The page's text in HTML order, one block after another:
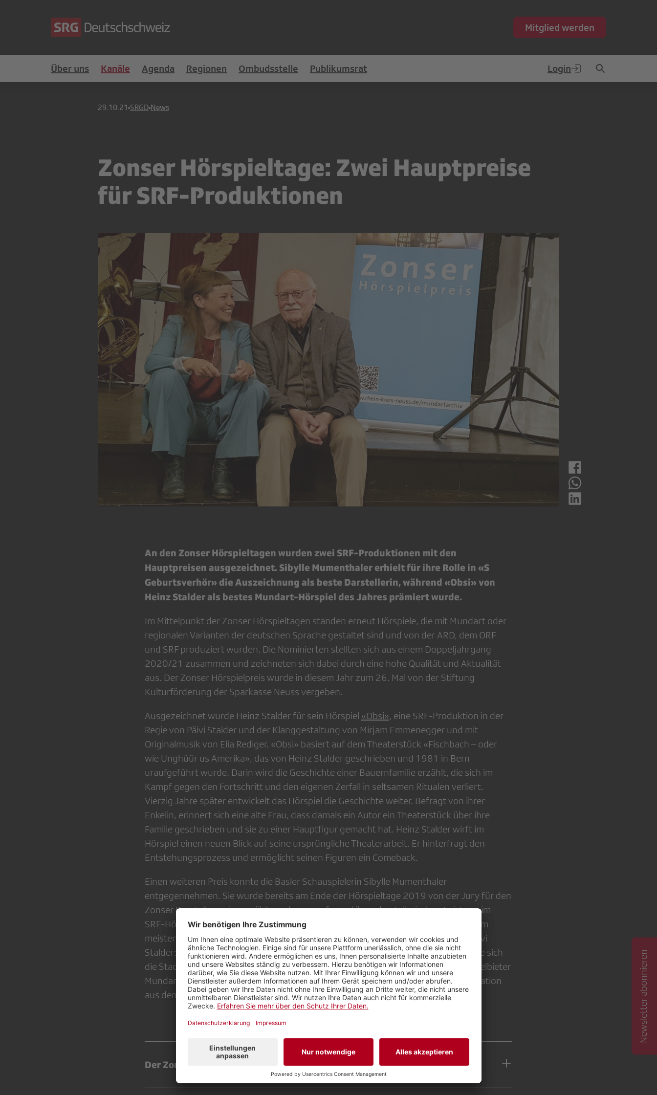
Mitglied werden
Über uns Kanäle Agenda Regionen Ombudsstelle Publikumsrat Login
29.10.21 SRGD News
Zonser Hörspieltage: Zwei Hauptpreise
für SRF-Produktionen
An den Zonser Hörspieltagen wurden zwei SRF-Produktionen mit den
Hauptpreisen ausgezeichnet. Sibylle Mumenthaler erhielt für ihre Rolle in «S
Geburtsverhör» die Auszeichnung als beste Darstellerin, während «Obsi» von
Heinz Stalder als bestes Mundart-Hörspiel des Jahres prämiert wurde.
Im Mittelpunkt der Zonser Hörspieltagen standen erneut Hörspiele, die mit Mundart oder
regionalen Varianten der deutschen Sprache gestaltet sind und von der ARD, dem ORF
und SRF produziert wurden. Die Nominierten stellten sich aus einem Doppeljahrgang
2020/21 zusammen und zeichneten sich dabei durch eine hohe Qualität und Aktualität
aus. Der Zonser Hörspielpreis wurde in diesem Jahr zum 26. Mal von der Stiftung
Kulturförderung der Sparkasse Neuss vergeben.
Ausgezeichnet wurde Heinz Stalder für sein Hörspiel «Obsi», eine SRF-Produktion in der
Regie von Päivi Stalder und der Klanggestaltung von Mirjam Emmenegger und mit
Originalmusik von Elia Rediger. «Obsi» basiert auf dem Theaterstück «Fischbach – oder
wie Unghüür us Amerika», das von Heinz Stalder geschrieben und 1981 in Bern
uraufgeführt wurde. Darin wird die Geschichte einer Bauernfamilie erzählt, die sich im
Kampf gegen den Fortschritt und den eigenen Zerfall in seltsamen Ritualen verliert.
Vierzig Jahre später entwickelt das Hörspiel die Geschichte weiter. Befragt von ihrer
Enkelin, erinnert sich eine alte Frau, dass damals ein Autor ein Theaterstück über ihre
Familie geschrieben und sie zu einer Hauptfigur gemacht hat. Heinz Stalder wirft im
Hörspiel einen neuen Blick auf seine ursprüngliche Theaterarbeit. Er hinterfragt den
Entstehungsprozess und ermöglicht seinen Figuren ein Comeback.
Einen weiteren Preis konnte die Basler Schauspielerin Sibylle Mumenthaler
entgegennehmen. Sie wurde bereits am Ende der Hörspieltage 2019 von der Jury für den
Zonser Darstellerpreis gewählt, und zwar aufgrund ihrer darstellerischen Leistung im
SRF-Hörspiel«S Geburtsverhör»von Ursula Werdenberg. Der Preis steht für den am
meisten beeindruckendsten Sprechakt. Zitat aus der Laudation der Regisseurin Päivi
Stalder: «Diese Arbeit war eine grosse Herausforderung. Für ihre Hauptrolle musste sich
die Stadt-Baslerin Sibylle Mumenthaler mithilfe eines Coaches die Finessen der Baselbieter
Mundart aneignen – was ihr so hervorragend gelang, dass es keine einzige Reklamation
aus dem dialektaffinen Publikum gab!»
Der Zonser Hörspielpreis
Newsletter abonnieren